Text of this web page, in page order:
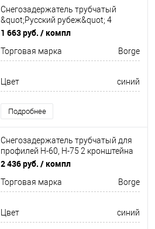
Снегозадержатель трубчатый
&quot;Русский рубеж&quot; 4
кронштейна Оцинков+порошковый
1 663 руб. / компл
Торговая марка Borge
Цвет синий
Подробнее
Снегозадержатель трубчатый для
профилей Н-60, Н-75 2 кронштейна
Оцинкован 1500мм Borge
2 436 руб. / компл
Торговая марка Borge
Цвет синий